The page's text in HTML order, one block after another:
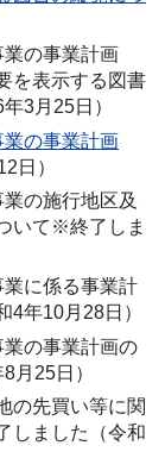
の事業計画
を表示する図書
3月25日）
の事業計画
日）
の施行地区及
いて※終了しま
に係る事業計
年10月28日）
の事業計画の
月25日）
の先買い等に関
しました（令和